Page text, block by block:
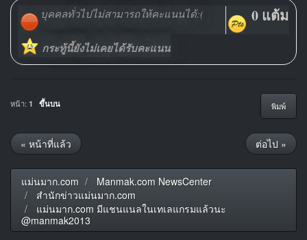
บุคคลทั่วไปไม่สามารถให้คะแนนได้:( 0 แต้ม
กระทู้นี้ยังไม่เคยได้รับคะแนน
พิมพ์
หน้า: 1 ขึ้นบน
« หน้าที่แล้ว ต่อไป »
แม่นมาก.com
Manmak.com NewsCenter
สำนักข่าวแม่นมาก.com
แม่นมาก.com มีแชนแนลในเทเลแกรมแล้วนะ
@manmak2013